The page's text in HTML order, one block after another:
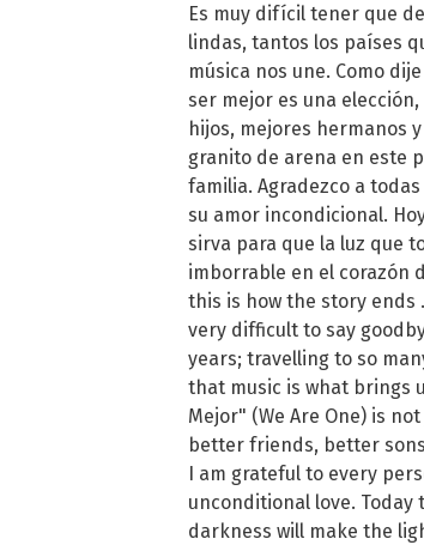
Es muy difícil tener que
lindas, tantos los países
música nos une. Como
ser mejor es una
hijos, mejores hermanos
granito de arena en este
familia. Agradezco a
su amor incondicional.
sirva para que la luz que
imborrable en el corazón
this is how the story ends
very difficult to say
years; travelling to so
that music is what brings
Mejor" (We Are One) is
better friends, better
I am grateful to every
unconditional love.
darkness will make the